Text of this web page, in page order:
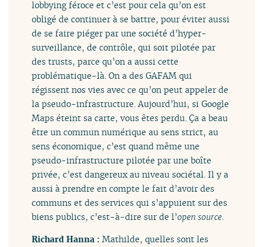
lobbying féroce et c’est pour cela qu’on est
obligé de continuer à se battre, pour éviter aussi
de se faire piéger par une société d’hyper-
surveillance, de contrôle, qui soit pilotée par
des trusts, parce qu’on a aussi cette
problématique-là. On a des GAFAM qui
régissent nos vies avec ce qu’on peut appeler de
la pseudo-infrastructure. Aujourd’hui, si Google
Maps éteint sa carte, vous êtes perdu. Ça a beau
être un commun numérique au sens strict, au
sens économique, c’est quand même une
pseudo-infrastructure pilotée par une boîte
privée, c’est dangereux au niveau sociétal. Il y a
aussi à prendre en compte le fait d’avoir des
communs et des services qui s’appuient sur des
biens publics, c’est-à-dire sur de l’open source
Richard Hanna :Mathilde, quelles sont les